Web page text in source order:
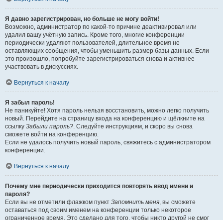
Я давно зарегистрирован, но больше не могу войти!
Возможно, администратор по какой-то причине деактивировал или
удалил вашу учётную запись. Кроме того, многие конференции
периодически удаляют пользователей, длительное время не
оставляющих сообщения, чтобы уменьшить размер базы данных. Если
это произошло, попробуйте зарегистрироваться снова и активнее
участвовать в дискуссиях.
Вернуться к началу
Я забыл пароль!
Не паникуйте! Хотя пароль нельзя восстановить, можно легко получить
новый. Перейдите на страницу входа на конференцию и щёлкните на
ссылку Забыли пароль?. Следуйте инструкциям, и скоро вы снова
сможете войти на конференцию.
Если не удалось получить новый пароль, свяжитесь с администратором
конференции.
Вернуться к началу
Почему мне периодически приходится повторять ввод имени и
пароля?
Если вы не отметили флажком пункт Запомнить меня, вы сможете
оставаться под своим именем на конференции только некоторое
ограниченное время. Это сделано для того, чтобы никто другой не смог